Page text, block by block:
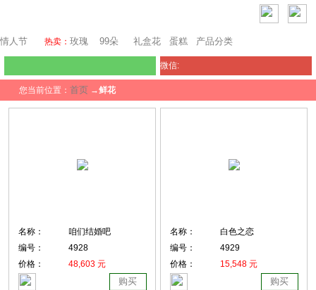
情人节 热卖： 玫瑰 99朵 礼盒花 蛋糕 产品分类
微信:
您当前位置： 首页 →鲜花
名称：
咱们结婚吧
编号：
4928
价格：
48,603 元
购买
名称：
白色之恋
编号：
4929
价格：
15,548 元
购买